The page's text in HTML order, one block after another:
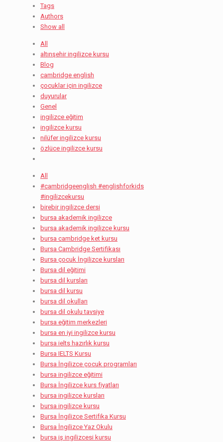
Tags
Authors
Show all
All
altınşehir ingilizce kursu
Blog
cambridge english
çocuklar için ingilizce
duyurular
Genel
ingilizce eğitim
ingilizce kursu
nilüfer ingilizce kursu
özlüce ingilizce kursu
All
#cambridgeenglish #englishforkids
#ingilizcekursu
birebir ingilizce dersi
bursa akademik ingilizce
bursa akademik ingilizce kursu
bursa cambridge ket kursu
Bursa Cambridge Sertifikası
Bursa çocuk İngilizce kursları
Bursa dil eğitimi
bursa dil kursları
bursa dil kursu
bursa dil okulları
bursa dil okulu tavsiye
bursa eğitim merkezleri
bursa en iyi ingilizce kursu
bursa ielts hazırlık kursu
Bursa IELTS Kursu
Bursa İngilizce çocuk programları
bursa ingilizce eğitimi
Bursa İngilizce kurs fiyatları
bursa ingilizce kursları
bursa ingilizce kursu
Bursa İngilizce Sertifika Kursu
Bursa İngilizce Yaz Okulu
bursa iş ingilizcesi kursu